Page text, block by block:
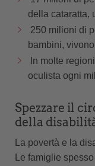
della cataratta,
250 milioni di
bambini,
In molte
oculista ogni
Spezzare il
della
La povertà e la
Le famiglie